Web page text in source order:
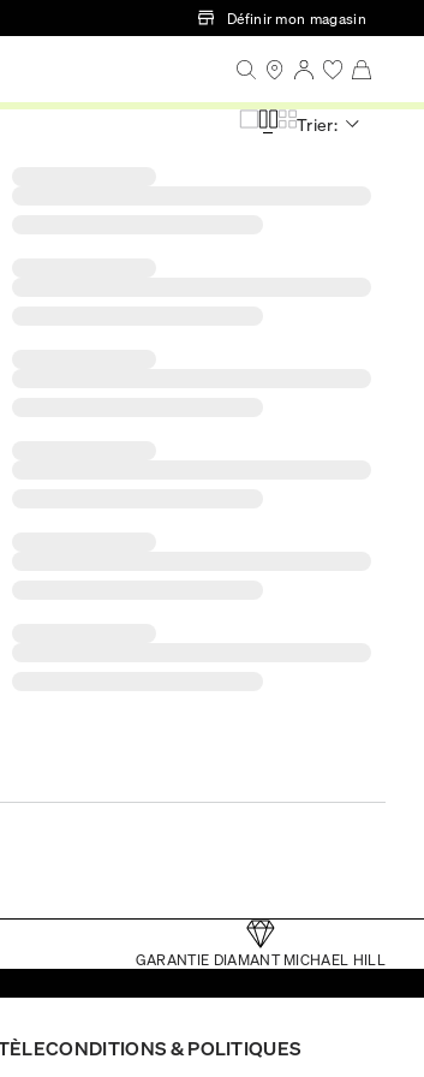
Définir mon magasin
Trier:
GARANTIE DIAMANT MICHAEL HILL
CONDITIONS & POLITIQUES